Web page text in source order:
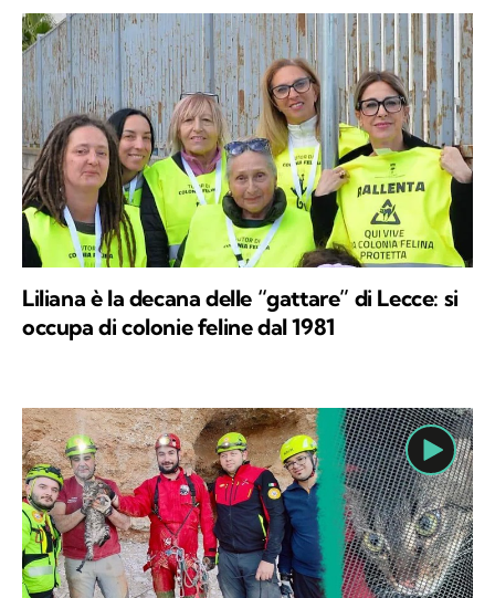
Liliana è la decana delle “gattare” di Lecce: si
occupa di colonie feline dal 1981